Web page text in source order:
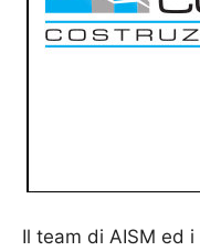
Il team di AISM ed